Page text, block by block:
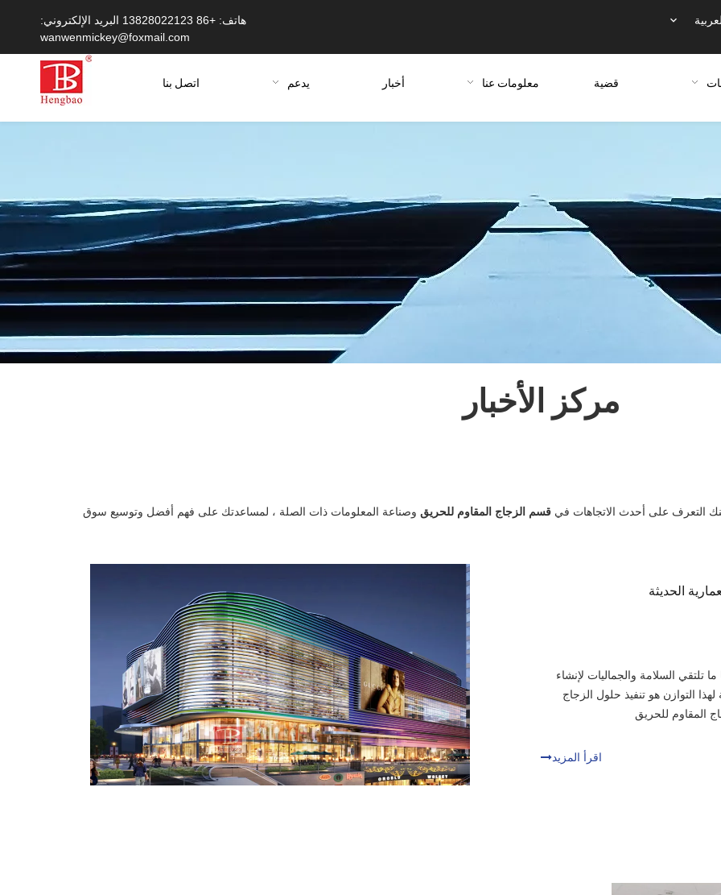
هاتف: +86 13828022123 البريد الإلكتروني:
wanwenmickey@foxmail.com
قضية معلومات عنا أخبار يدعم اتصل بنا
مركز الأخبار
التعرف على أحدث الاتجاهات في قسم الزجاج المقاوم للحريق وصناعة المعلومات ذات الصلة ، لمساعدتك على فهم أفضل وتوسيع سوق
الحديثة
تلتقي السلامة والجماليات لإنشاء
التوازن هو تنفيذ حلول الزجاج
المقاوم للحريق
اقرأ المزيد